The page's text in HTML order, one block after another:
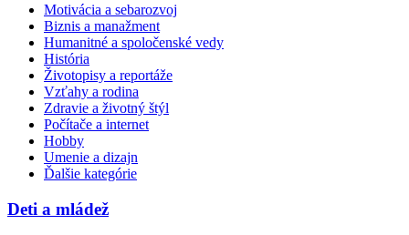
Motivácia a sebarozvoj
Biznis a manažment
Humanitné a spoločenské vedy
História
Životopisy a reportáže
Vzťahy a rodina
Zdravie a životný štýl
Počítače a internet
Hobby
Umenie a dizajn
Ďalšie kategórie
Deti a mládež